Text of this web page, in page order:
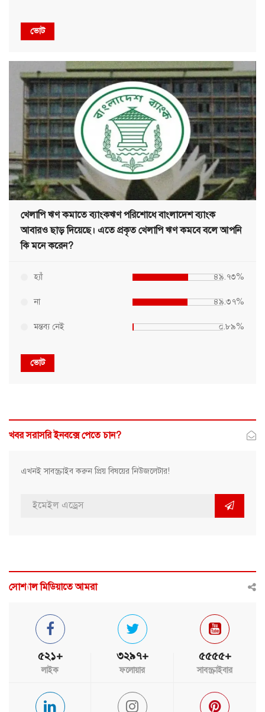
ভোট
খেলাপি ঋণ কমাতে ব্যাংকঋণ পরিশোধে বাংলাদেশ ব্যাংক
আবারও ছাড় দিয়েছে। এতে প্রকৃত খেলাপি ঋণ কমবে বলে আপনি
কি মনে করেন?
হ্যাঁ ৪৯.৭৩%
না ৪৯.৩৭%
মন্তব্য নেই ০.৮৯%
ভোট
খবর সরাসরি ইনবক্সে পেতে চান?
এখনই সাবস্ক্রাইব করুন প্রিয় বিষয়ের নিউজলেটার!
সোশ্যাল মিডিয়াতে আমরা
৫২১+
লাইক
৩২৯৭+
ফলোয়ার
৫৫৫৫+
সাবস্ক্রাইবার